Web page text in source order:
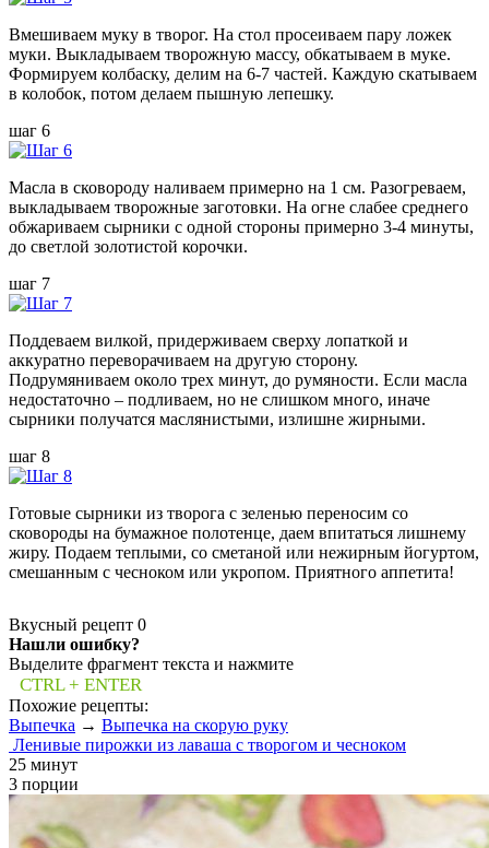
Вмешиваем муку в творог. На стол просеиваем пару ложек
муки. Выкладываем творожную массу, обкатываем в муке.
Формируем колбаску, делим на 6-7 частей. Каждую скатываем
в колобок, потом делаем пышную лепешку.
шаг 6
Масла в сковороду наливаем примерно на 1 см. Разогреваем,
выкладываем творожные заготовки. На огне слабее среднего
обжариваем сырники с одной стороны примерно 3-4 минуты,
до светлой золотистой корочки.
шаг 7
Поддеваем вилкой, придерживаем сверху лопаткой и
аккуратно переворачиваем на другую сторону.
Подрумяниваем около трех минут, до румяности. Если масла
недостаточно – подливаем, но не слишком много, иначе
сырники получатся маслянистыми, излишне жирными.
шаг 8
Готовые сырники из творога с зеленью переносим со
сковороды на бумажное полотенце, даем впитаться лишнему
жиру. Подаем теплыми, со сметаной или нежирным йогуртом,
смешанным с чесноком или укропом. Приятного аппетита!
Вкусный рецепт 0
Нашли ошибку?
Выделите фрагмент текста и нажмите
CTRL + ENTER
Похожие рецепты:
Выпечка → Выпечка на скорую руку
Ленивые пирожки из лаваша с творогом и чесноком
25 минут
3 порции